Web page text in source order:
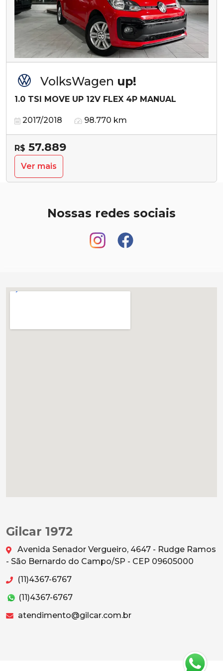
VolksWagen up!
1.0 TSI MOVE UP 12V FLEX 4P MANUAL
2017/2018 98.770 km
R$ 57.889
Ver mais
Nossas redes sociais
Gilcar 1972
Avenida Senador Vergueiro, 4647 - Rudge Ramos
- São Bernardo do Campo/SP - CEP 09605000
(11)4367-6767
(11)4367-6767
atendimento@gilcar.com.br